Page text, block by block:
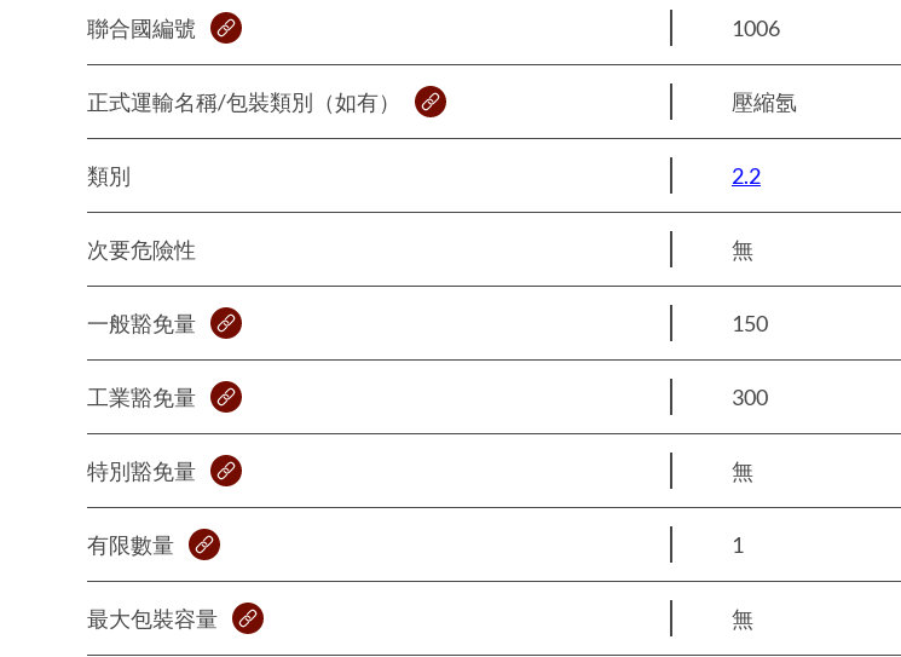
聯合國編號 1006
正式運輸名稱/包裝類別（如有） 壓縮氬
類別 2.2
次要危險性 無
一般豁免量 150
工業豁免量 300
特別豁免量 無
有限數量 1
最大包裝容量 無